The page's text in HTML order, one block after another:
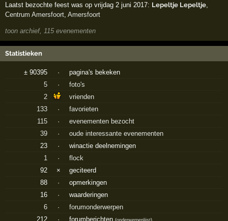
Laatst bezochte feest was op vrijdag 2 juni 2017: Lepeltje Lepeltje,
Centrum Amersfoort,Amersfoort
toon archief, 115 evenementen
Statistieken
± 90395 ·
pagina's bekeken
5
·
foto's
2
vrienden
133
·
favorieten
115
·
evenementen bezocht
39
·
oude interessante evenementen
23
·
winactie deelnemingen
1
·
flock
92
×
geciteerd
88
·
opmerkingen
16
·
waarderingen
6
·
forumonderwerpen
212
· forumberichten(onderwerpenlijst)